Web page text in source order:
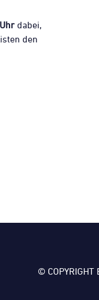
dabei,
den
© COPYRIGHT